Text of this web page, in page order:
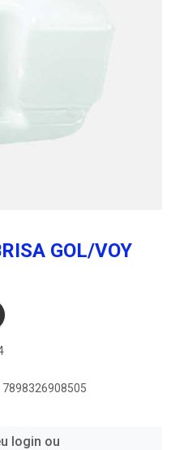
GOL/VOY
7898326908505
login ou